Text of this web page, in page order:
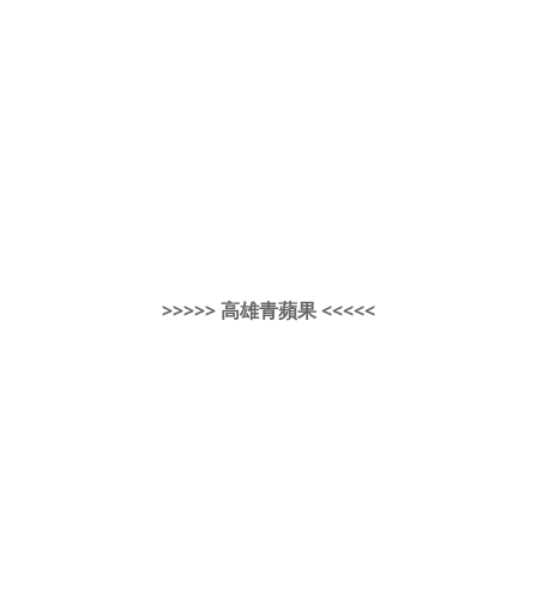
>>>>> 高雄青蘋果 <<<<<